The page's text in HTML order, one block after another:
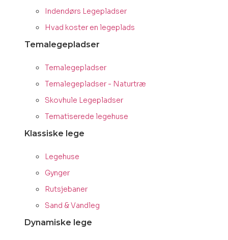
Indendørs Legepladser
Hvad koster en legeplads
Temalegepladser
Temalegepladser
Temalegepladser - Naturtræ
Skovhule Legepladser
Tematiserede legehuse
Klassiske lege
Legehuse
Gynger
Rutsjebaner
Sand & Vandleg
Dynamiske lege